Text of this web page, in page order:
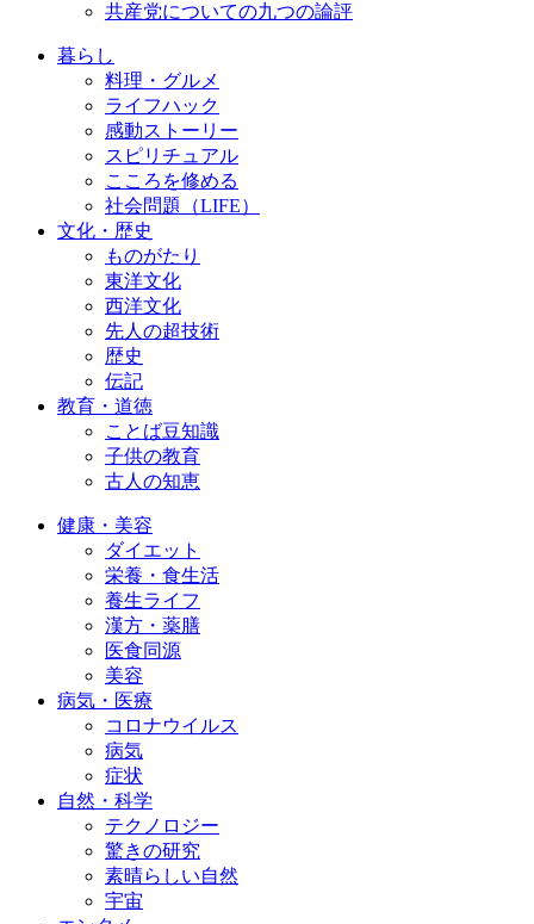
共産党についての九つの論評
暮らし
料理・グルメ
ライフハック
感動ストーリー
スピリチュアル
こころを修める
社会問題（LIFE）
文化・歴史
ものがたり
東洋文化
西洋文化
先人の超技術
歴史
伝記
教育・道徳
ことば豆知識
子供の教育
古人の知恵
健康・美容
ダイエット
栄養・食生活
養生ライフ
漢方・薬膳
医食同源
美容
病気・医療
コロナウイルス
病気
症状
自然・科学
テクノロジー
驚きの研究
素晴らしい自然
宇宙